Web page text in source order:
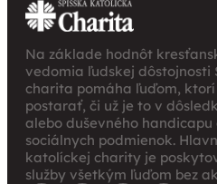
Na základe hodnôt
vedomia ľudskej dôstojnosti
charita pomáha ľuďom, ktorí
postarať, či už je to v
alebo duševného
sociálnych podmienok.
katolíckej charity je
služby všetkým ľuďom bez